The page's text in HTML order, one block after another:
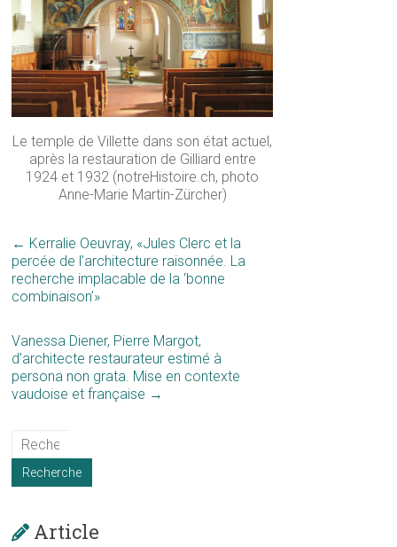
Le temple de Villette dans son état actuel,
après la restauration de Gilliard entre
1924 et 1932 (notreHistoire.ch, photo
Anne-Marie Martin-Zürcher)
← Kerralie Oeuvray, «Jules Clerc et la
percée de l’architecture raisonnée. La
recherche implacable de la ‘bonne
combinaison’»
Vanessa Diener, Pierre Margot,
d’architecte restaurateur estimé à
persona non grata. Mise en contexte
vaudoise et française →
Article